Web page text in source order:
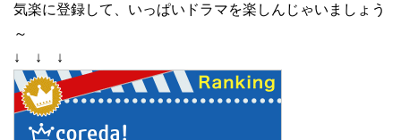
気楽に登録して、いっぱいドラマを楽しんじゃいましょう
～
↓ ↓ ↓